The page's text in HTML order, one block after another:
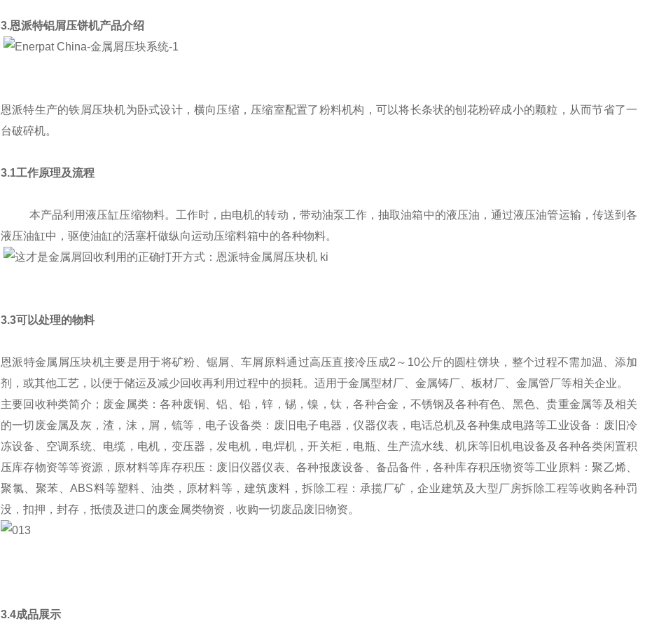
3.恩派特铝屑压饼机产品介绍
恩派特生产的铁屑压块机为卧式设计，横向压缩，压缩室配置了粉料机构，可以将长条状的刨花粉碎成小的颗粒，从而节省了一
台破碎机。
3.1工作原理及流程
本产品利用液压缸压缩物料。工作时，由电机的转动，带动油泵工作，抽取油箱中的液压油，通过液压油管运输，传送到各
液压油缸中，驱使油缸的活塞杆做纵向运动压缩料箱中的各种物料。
3.3可以处理的物料
恩派特金属屑压块机主要是用于将矿粉、锯屑、车屑原料通过高压直接冷压成2～10公斤的圆柱饼块，整个过程不需加温、添加
剂，或其他工艺，以便于储运及减少回收再利用过程中的损耗。适用于金属型材厂、金属铸厂、板材厂、金属管厂等相关企业。
主要回收种类简介；废金属类：各种废铜、铝、铅，锌，锡，镍，钛，各种合金，不锈钢及各种有色、黑色、贵重金属等及相关
的一切废金属及灰，渣，沫，屑，锍等，电子设备类：废旧电子电器，仪器仪表，电话总机及各种集成电路等工业设备：废旧冷
冻设备、空调系统、电缆，电机，变压器，发电机，电焊机，开关柜，电瓶、生产流水线、机床等旧机电设备及各种各类闲置积
压库存物资等等资源，原材料等库存积压：废旧仪器仪表、各种报废设备、备品备件，各种库存积压物资等工业原料：聚乙烯、
聚氯、聚苯、ABS料等塑料、油类，原材料等，建筑废料，拆除工程：承揽厂矿，企业建筑及大型厂房拆除工程等收购各种罚
没，扣押，封存，抵债及进口的废金属类物资，收购一切废品废旧物资。
3.4成品展示